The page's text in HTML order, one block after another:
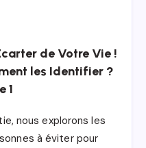
de Votre Vie !
les Identifier ?
1
nous explorons les
à éviter pour